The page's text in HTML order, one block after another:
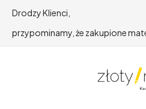
Drodzy Klienci,
przypominamy, że zakupione